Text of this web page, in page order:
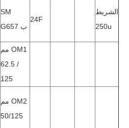
SM
G657 ب
24F
الشريط
250u
مم OM1
62.5 /
125
مم OM2
50/125